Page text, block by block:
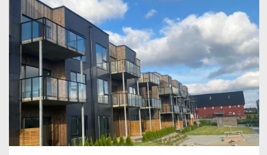
Pro-Vista